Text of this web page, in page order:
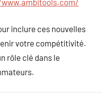
inclure ces nouvelles
votre compétitivité.
rôle clé dans le